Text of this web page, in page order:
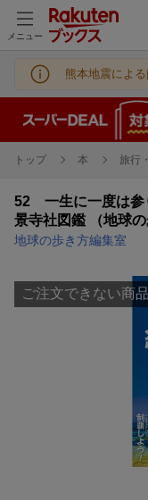
メニュー
熊本地震によ
トップ 本 旅行
52 一生に一度は参
景寺社図鑑 （地球
地球の歩き方編集室
ご注文できない商品